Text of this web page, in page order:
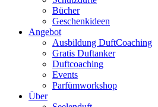
Bücher
Geschenkideen
Angebot
Ausbildung DuftCoaching
Gratis Duftanker
Duftcoaching
Events
Parfümworkshop
Über